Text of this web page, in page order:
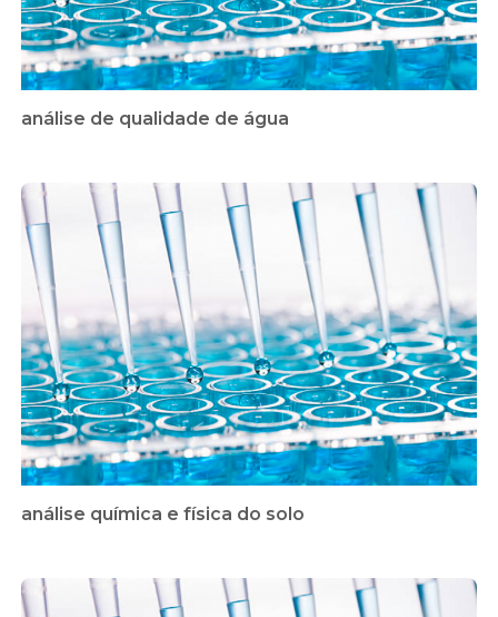
análise de qualidade de água
análise química e física do solo